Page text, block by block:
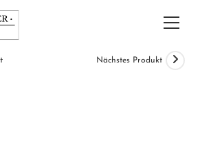
Nächstes Produkt